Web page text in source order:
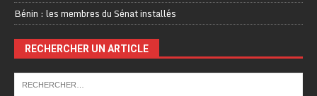
Bénin : les membres du Sénat installés
RECHERCHER UN ARTICLE